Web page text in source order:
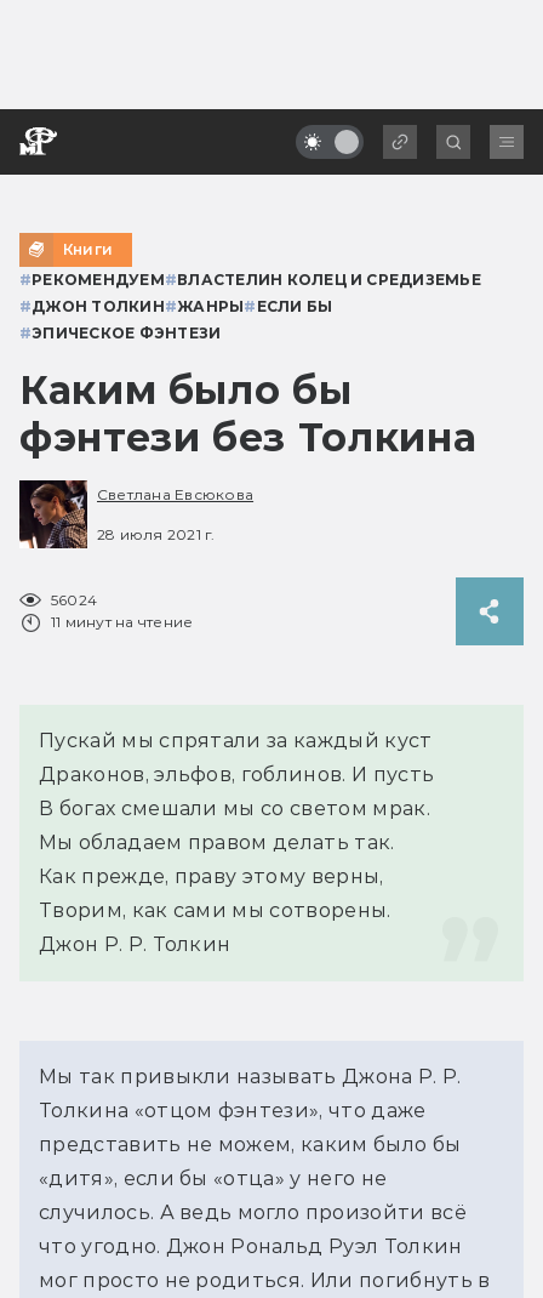
Книги
#РЕКОМЕНДУЕМ#ВЛАСТЕЛИН КОЛЕЦ И СРЕДИЗЕМЬЕ
#ДЖОН ТОЛКИН#ЖАНРЫ# ЕСЛИ БЫ
#ЭПИЧЕСКОЕ ФЭНТЕЗИ
Каким было бы
фэнтези без Толкина
Светлана Евсюкова
28 июля 2021 г.
56024
11 минут на чтение
Пускай мы спрятали за каждый куст
Драконов, эльфов, гоблинов. И пусть
В богах смешали мы со светом мрак.
Мы обладаем правом делать так.
Как прежде, праву этому верны,
Творим, как сами мы сотворены.
Джон Р. Р. Толкин
Мы так привыкли называть Джона Р. Р.
Толкина «отцом фэнтези», что даже
представить не можем, каким было бы
«дитя», если бы «отца» у него не
случилось. А ведь могло произойти всё
что угодно. Джон Рональд Руэл Толкин
мог просто не родиться. Или погибнуть в